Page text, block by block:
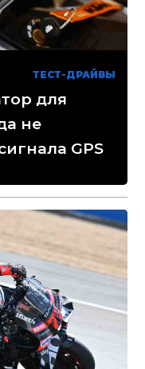
ТЕСТ-ДРАЙВЫ
для
не
GPS